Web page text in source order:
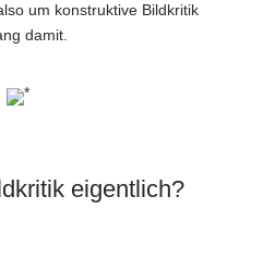
um konstruktive Bildkritik
damit.
*
eigentlich?